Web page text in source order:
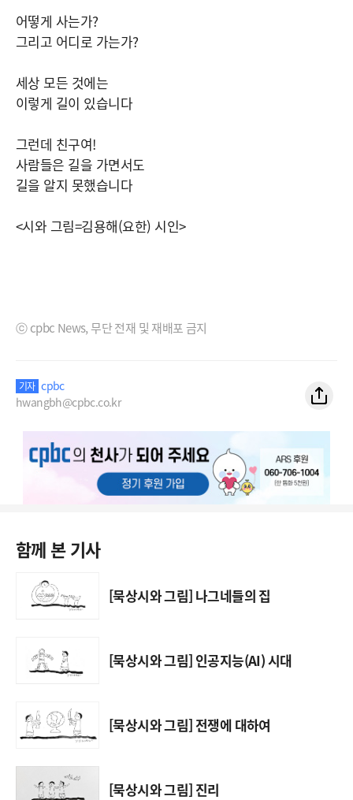
어떻게 사는가?
그리고 어디로 가는가?
세상 모든 것에는
이렇게 길이 있습니다
그런데 친구여!
사람들은 길을 가면서도
길을 알지 못했습니다
<시와 그림=김용해(요한) 시인>
ⓒ cpbc News, 무단 전재 및 재배포 금지
기자 cpbc
hwangbh@cpbc.co.kr
함께 본 기사
[묵상시와 그림] 나그네들의 집
[묵상시와 그림] 인공지능(AI) 시대
[묵상시와 그림] 전쟁에 대하여
[묵상시와 그림] 진리